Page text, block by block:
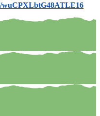
wuCPXLbtG48ATLE16